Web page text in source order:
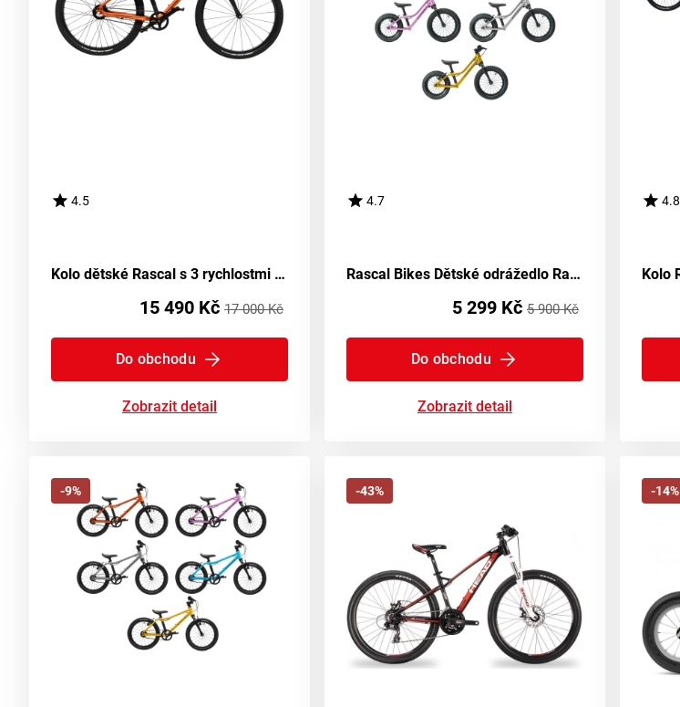
4.5
Kolo dětské Rascal s 3 rychlostmi Nexus, Oranžová barevná kombinace
15 490 Kč 17 000 Kč
Do obchodu
Zobrazit detail
4.7
Rascal Bikes Dětské odrážedlo Rascal Punk Barevná kombinace: Oranžové
5 299 Kč 5 900 Kč
Do obchodu
Zobrazit detail
4.8
-9% -43% -14%